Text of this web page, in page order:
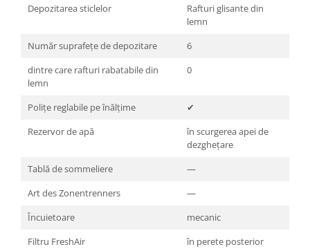
Depozitarea sticlelor
Rafturi glisante din
lemn
Număr suprafeţe de depozitare
6
dintre care rafturi rabatabile din
lemn
0
Poliţe reglabile pe înălţime
✔
Rezervor de apă
în scurgerea apei de
dezghețare
Tablă de sommeliere
—
Art des Zonentrenners
—
Încuietoare
mecanic
Filtru FreshAir
în perete posterior